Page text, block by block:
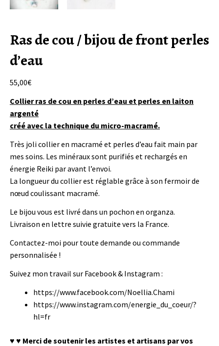
Ras de cou / bijou de front perles
d’eau
55,00€
Collier ras de cou en perles d’eau et perles en laiton
argenté
créé avec la technique du micro-macramé.
Très joli collier en macramé et perles d’eau fait main par
mes soins. Les minéraux sont purifiés et rechargés en
énergie Reiki par avant l’envoi.
La longueur du collier est réglable grâce à son fermoir de
nœud coulissant macramé.
Le bijou vous est livré dans un pochon en organza.
Livraison en lettre suivie gratuite vers la France.
Contactez-moi pour toute demande ou commande
personnalisée !
Suivez mon travail sur Facebook & Instagram :
https://www.facebook.com/Noellia.Chami
https://www.instagram.com/energie_du_coeur/?
hl=fr
♥ ♥ Merci de soutenir les artistes et artisans par vos